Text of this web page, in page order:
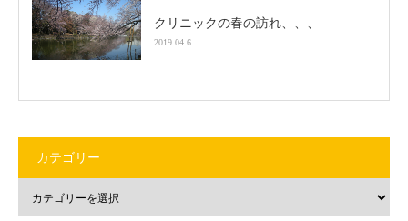
クリニックの春の訪れ、、、
2019.04.6
カテゴリー